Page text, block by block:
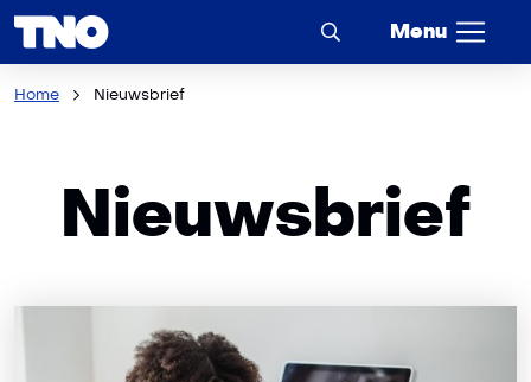
Menu
Home Nieuwsbrief
Nieuwsbrief